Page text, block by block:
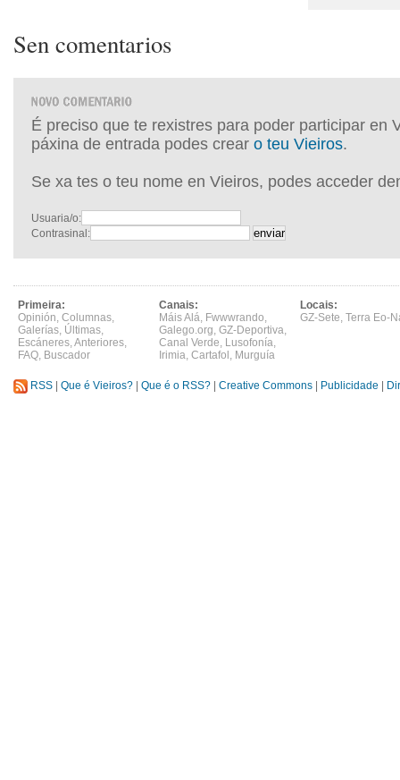
Sen comentarios
É preciso que te rexistres para poder participar en
páxina de entrada podes crear o teu Vieiros.
Se xa tes o teu nome en Vieiros, podes acceder
Usuaria/o:
Contrasinal:
Primeira:
Opinión, Columnas,
Galerías, Últimas,
Escáneres,Anteriores,
FAQ, Buscador
Canais:
Máis Alá, Fwwwrando,
Galego.org, GZ-Deportiva,
Canal Verde, Lusofonía,
Irimia, Cartafol , Murguía
Locais:
GZ-Sete, Terra Eo-
RSS Que é Vieiros? Que é o RSS? Creative Commons Publicidade